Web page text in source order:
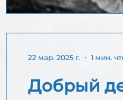
Добрый
22 мар. 2025 г. 1 мин.